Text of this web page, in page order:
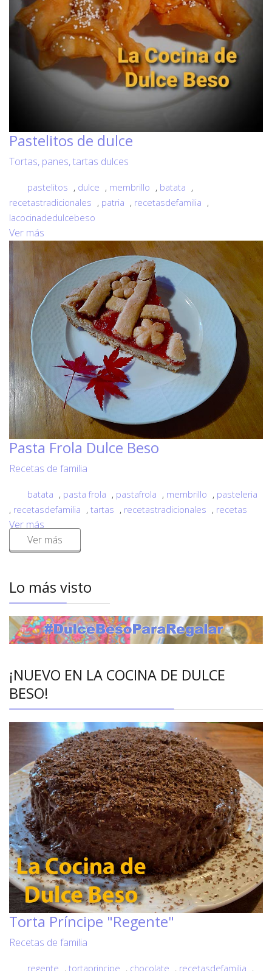
Pastelitos de dulce
Tortas, panes, tartas dulces
pastelitos , dulce , membrillo , batata ,
recetastradicionales , patria , recetasdefamilia ,
lacocinadedulcebeso
Ver más
Pasta Frola Dulce Beso
Recetas de familia
batata , pasta frola , pastafrola , membrillo , pasteleria
, recetasdefamilia , tartas , recetastradicionales , recetas
Ver más
Ver más
Lo más visto
¡NUEVO EN LA COCINA DE DULCE
BESO!
Torta Príncipe "Regente"
Recetas de familia
regente , tortaprincipe , chocolate , recetasdefamilia ,